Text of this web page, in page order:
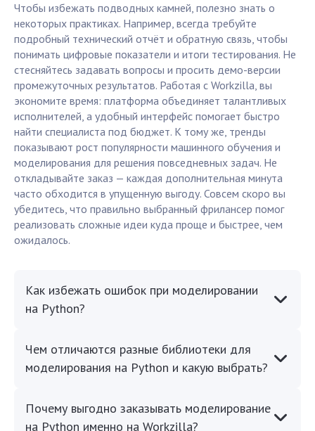
Чтобы избежать подводных камней, полезно знать о
некоторых практиках. Например, всегда требуйте
подробный технический отчёт и обратную связь, чтобы
понимать цифровые показатели и итоги тестирования. Не
стесняйтесь задавать вопросы и просить демо-версии
промежуточных результатов. Работая с Workzilla, вы
экономите время: платформа объединяет талантливых
исполнителей, а удобный интерфейс помогает быстро
найти специалиста под бюджет. К тому же, тренды
показывают рост популярности машинного обучения и
моделирования для решения повседневных задач. Не
откладывайте заказ — каждая дополнительная минута
часто обходится в упущенную выгоду. Совсем скоро вы
убедитесь, что правильно выбранный фрилансер помог
реализовать сложные идеи куда проще и быстрее, чем
ожидалось.
Как избежать ошибок при моделировании
на Python?
Чем отличаются разные библиотеки для
моделирования на Python и какую выбрать?
Почему выгодно заказывать моделирование
на Python именно на Workzilla?